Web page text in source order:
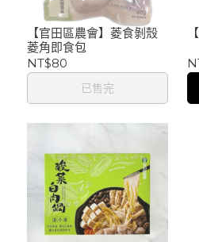
【官田區農會】菱食剝殼
菱角即食包
NT$80
已售完